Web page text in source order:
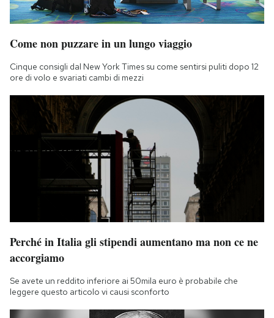
Come non puzzare in un lungo viaggio
Cinque consigli dal New York Times su come sentirsi puliti dopo 12
ore di volo e svariati cambi di mezzi
Perché in Italia gli stipendi aumentano ma non ce ne
accorgiamo
Se avete un reddito inferiore ai 50mila euro è probabile che
leggere questo articolo vi causi sconforto